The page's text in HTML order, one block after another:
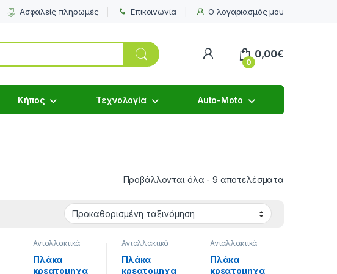
Ασφαλείς πληρωμές Επικοινωνία Ο λογαριασμός μου
My Account
0
0,00€
Κήπος Τεχνολογία Auto-Moto
Προβάλλονται όλα - 9 αποτελέσματα
Ανταλλακτικά
ν,Είδη Κουζίνας
Εξαρτήματα
Πλάκα
κρεατομηχα
Ανταλλακτικά
ν,Είδη Κουζίνας
Εξαρτήματα
Πλάκα
κρεατομηχα
Ανταλλακτικά
ν,Είδη Κουζίνας
Εξαρτήματα
Πλάκα
κρεατομηχα